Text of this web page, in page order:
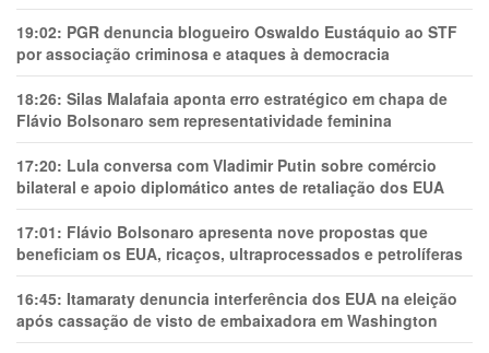
19:02: PGR denuncia blogueiro Oswaldo Eustáquio ao STF
por associação criminosa e ataques à democracia
18:26: Silas Malafaia aponta erro estratégico em chapa de
Flávio Bolsonaro sem representatividade feminina
17:20: Lula conversa com Vladimir Putin sobre comércio
bilateral e apoio diplomático antes de retaliação dos EUA
17:01: Flávio Bolsonaro apresenta nove propostas que
beneficiam os EUA, ricaços, ultraprocessados e petrolíferas
16:45: Itamaraty denuncia interferência dos EUA na eleição
após cassação de visto de embaixadora em Washington